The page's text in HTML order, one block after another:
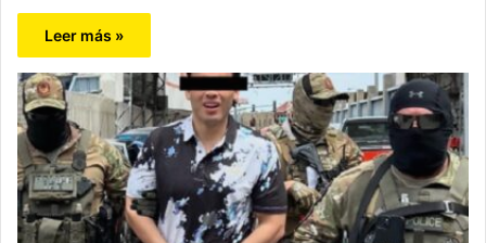
Leer más »